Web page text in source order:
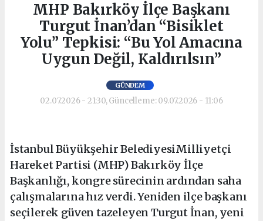
MHP Bakırköy İlçe Başkanı
Turgut İnan’dan “Bisiklet
Yolu” Tepkisi: “Bu Yol Amacına
Uygun Değil, Kaldırılsın”
GÜNDEM
02.07.2026 - 21:30, Güncelleme: 09.07.2026 - 11:06
İstanbul Büyükşehir BelediyesiMilliyetçi
Hareket Partisi (MHP) Bakırköy İlçe
Başkanlığı, kongre sürecinin ardından saha
çalışmalarına hız verdi. Yeniden ilçe başkanı
seçilerek güven tazeleyen Turgut İnan, yeni